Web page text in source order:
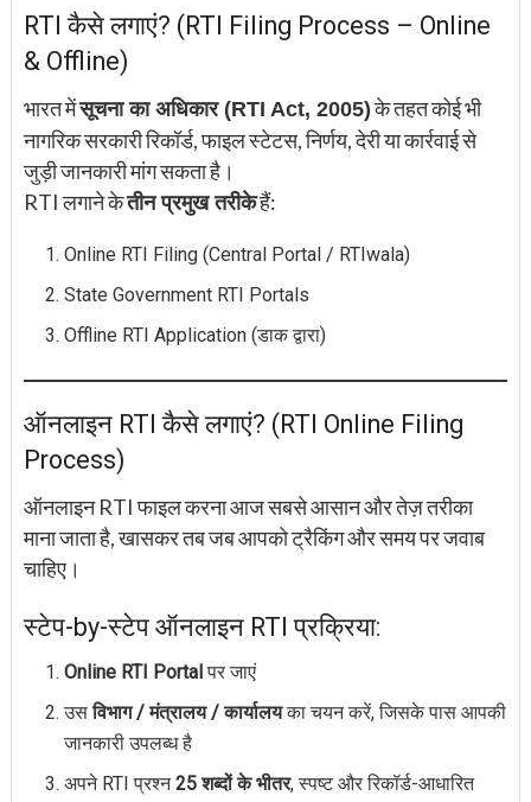
RTI कैसे लगाएं? (RTI Filing Process – Online
& Offline)
भारत मेंसूचना का अधिकार (RTI Act, 2005)के तहत कोई भी
नागरिक सरकारी रिकॉर्ड, फाइल स्टेटस, निर्णय, देरी या कार्रवाई से
जुड़ी जानकारी मांग सकता है।
RTI लगाने केतीन प्रमुख तरीकेहैं:
Online RTI Filing (Central Portal / RTIwala)
State Government RTI Portals
Offline RTI Application (डाक द्वारा)
ऑनलाइन RTI कैसे लगाएं? (RTI Online Filing
Process)
ऑनलाइन RTI फाइल करना आज सबसे आसान और तेज़ तरीका
माना जाता है, खासकर तब जब आपको ट्रैकिंग और समय पर जवाब
चाहिए।
स्टेप-by-स्टेप ऑनलाइन RTI प्रक्रिया:
Online RTI Portal पर जाएं
उसविभाग / मंत्रालय / कार्यालयका चयन करें, जिसके पास आपकी
जानकारी उपलब्ध है
अपने RTI प्रश्न25 शब्दों के भीतर, स्पष्ट और रिकॉर्ड-आधारित